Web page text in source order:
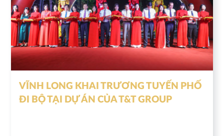
VĨNH LONG KHAI TRƯƠNG TUYẾN PHỐ
ĐI BỘ TẠI DỰ ÁN CỦA T&T GROUP